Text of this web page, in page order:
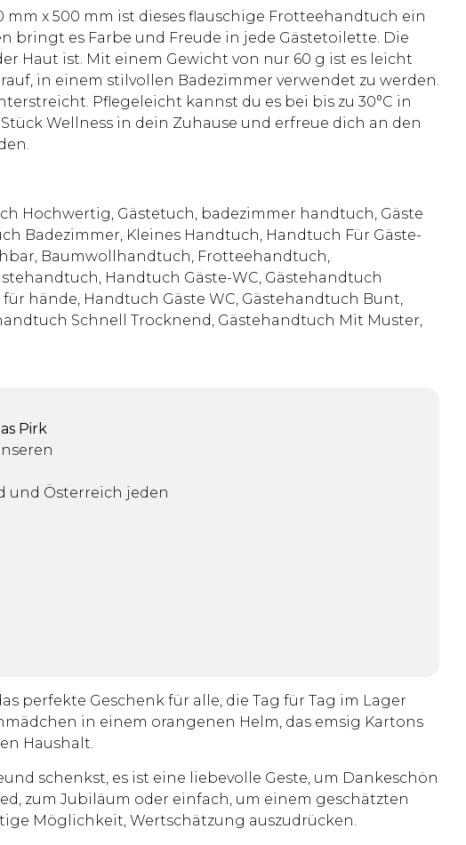
x 500 mm ist dieses flauschige Frotteehandtuch ein
es Farbe und Freude in jede Gästetoilette. Die
Haut ist. Mit einem Gewicht von nur 60 g ist es leicht
in einem stilvollen Badezimmer verwendet zu werden.
Pflegeleicht kannst du es bei bis zu 30°C in
Wellness in dein Zuhause und erfreue dich an den
Hochwertig, Gästetuch, badezimmer handtuch, Gäste
Badezimmer, Kleines Handtuch, Handtuch Für Gäste-
Baumwollhandtuch, Frotteehandtuch,
Handtuch Gäste-WC, Gästehandtuch
hände, Handtuch Gäste WC, Gästehandtuch Bunt,
Schnell Trocknend, Gästehandtuch Mit Muster,
Pirk
und Österreich jeden
perfekte Geschenk für alle, die Tag für Tag im Lager
in einem orangenen Helm, das emsig Kartons
Haushalt.
schenkst, es ist eine liebevolle Geste, um Dankeschön
zum Jubiläum oder einfach, um einem geschätzten
Möglichkeit, Wertschätzung auszudrücken.